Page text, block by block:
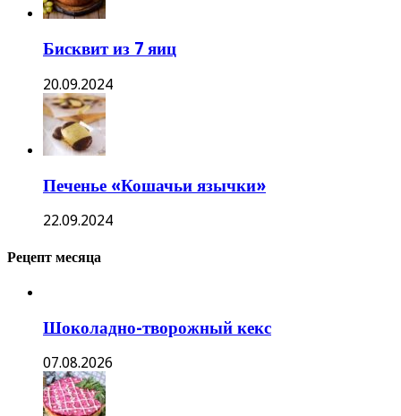
Бисквит из 7 яиц
20.09.2024
Печенье «Кошачьи язычки»
22.09.2024
Рецепт месяца
Шоколадно-творожный кекс
07.08.2026